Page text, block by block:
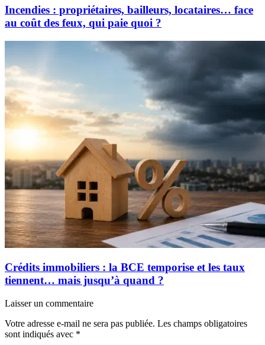
Incendies : propriétaires, bailleurs, locataires… face
au coût des feux, qui paie quoi ?
Crédits immobiliers : la BCE temporise et les taux
tiennent… mais jusqu’à quand ?
Laisser un commentaire
Votre adresse e-mail ne sera pas publiée. Les champs obligatoires
sont indiqués avec *